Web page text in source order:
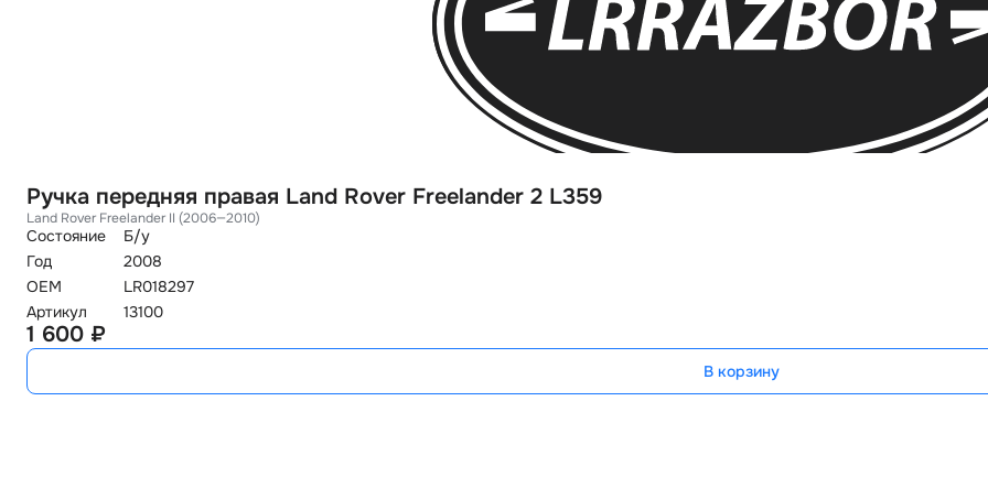
Ручка передняя правая Land Rover Freelander 2 L359
Land Rover Freelander II (2006—2010)
Состояние
Б/у
Год
2008
OEM
LR018297
Артикул
13100
1 600 ₽
В корзину